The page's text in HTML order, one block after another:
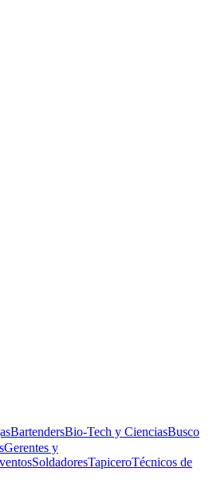
BartendersBio-Tech y CienciasBusco
Gerentes y
SoldadoresTapiceroTécnicos de